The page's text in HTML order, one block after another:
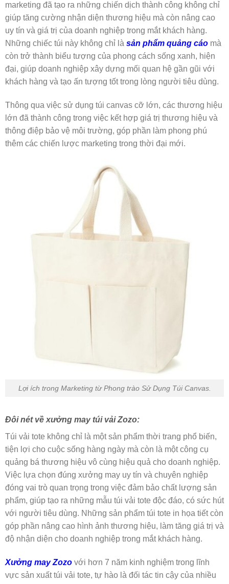
marketing đã tạo ra những chiến dịch thành công không chỉ
giúp tăng cường nhận diện thương hiệu mà còn nâng cao
uy tín và giá trị của doanh nghiệp trong mắt khách hàng.
Những chiếc túi này không chỉ là sản phẩm quảng cáo mà
còn trở thành biểu tượng của phong cách sống xanh, hiện
đại, giúp doanh nghiệp xây dựng mối quan hệ gần gũi với
khách hàng và tạo ấn tượng tốt trong lòng người tiêu dùng.
Thông qua việc sử dụng túi canvas cỡ lớn, các thương hiệu
lớn đã thành công trong việc kết hợp giá trị thương hiệu và
thông điệp bảo vệ môi trường, góp phần làm phong phú
thêm các chiến lược marketing trong thời đại mới.
Lợi ích trong Marketing từ Phong trào Sử Dụng Túi Canvas.
Đôi nét về xưởng may túi vải Zozo:
Túi vải tote không chỉ là một sản phẩm thời trang phổ biến,
tiện lợi cho cuộc sống hàng ngày mà còn là một công cụ
quảng bá thương hiệu vô cùng hiệu quả cho doanh nghiệp.
Việc lựa chọn đúng xưởng may uy tín và chuyên nghiệp
đóng vai trò quan trọng trong việc đảm bảo chất lượng sản
phẩm, giúp tạo ra những mẫu túi vải tote độc đáo, có sức hút
với người tiêu dùng. Những sản phẩm túi tote in họa tiết còn
góp phần nâng cao hình ảnh thương hiệu, làm tăng giá trị và
độ nhận diện cho doanh nghiệp trong mắt khách hàng.
Xưởng may Zozo với hơn 7 năm kinh nghiệm trong lĩnh
vực sản xuất túi vải tote, tự hào là đối tác tin cậy của nhiều